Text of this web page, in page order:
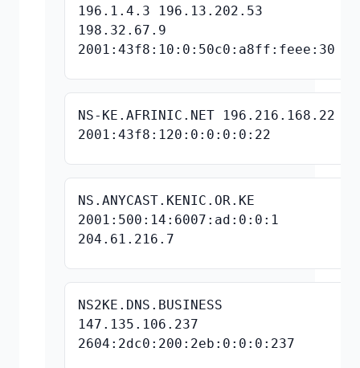
196.1.4.3 196.13.202.53
198.32.67.9
2001:43f8:10:0:50c0:a8ff:feee:30
NS-KE.AFRINIC.NET 196.216.168.22
2001:43f8:120:0:0:0:0:22
NS.ANYCAST.KENIC.OR.KE
2001:500:14:6007:ad:0:0:1
204.61.216.7
NS2KE.DNS.BUSINESS
147.135.106.237
2604:2dc0:200:2eb:0:0:0:237